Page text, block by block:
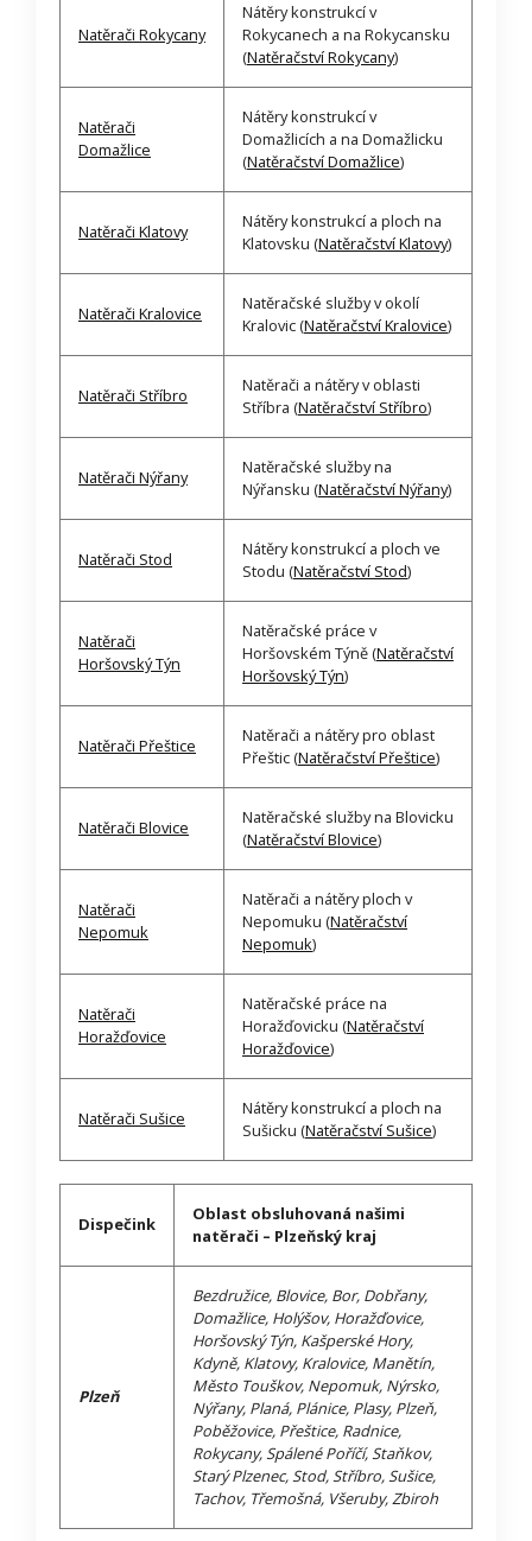
Natěrači Rokycany
Nátěry konstrukcí v
Rokycanech a na Rokycansku
(Natěračství Rokycany)
Natěrači
Domažlice
Nátěry konstrukcí v
Domažlicích a na Domažlicku
(Natěračství Domažlice)
Natěrači Klatovy
Nátěry konstrukcí a ploch na
Klatovsku (Natěračství Klatovy)
Natěrači Kralovice
Natěračské služby v okolí
Kralovic (Natěračství Kralovice)
Natěrači Stříbro
Natěrači a nátěry v oblasti
Stříbra (Natěračství Stříbro)
Natěrači Nýřany
Natěračské služby na
Nýřansku (Natěračství Nýřany)
Natěrači Stod
Nátěry konstrukcí a ploch ve
Stodu (Natěračství Stod)
Natěrači
Horšovský Týn
Natěračské práce v
Horšovském Týně (Natěračství
Horšovský Týn)
Natěrači Přeštice
Natěrači a nátěry pro oblast
Přeštic (Natěračství Přeštice)
Natěrači Blovice
Natěračské služby na Blovicku
(Natěračství Blovice)
Natěrači
Nepomuk
Natěrači a nátěry ploch v
Nepomuku (Natěračství
Nepomuk)
Natěrači
Horažďovice
Natěračské práce na
Horažďovicku (Natěračství
Horažďovice)
Natěrači Sušice
Nátěry konstrukcí a ploch na
Sušicku (Natěračství Sušice)
Dispečink
Oblast obsluhovaná našimi
natěrači – Plzeňský kraj
Plzeň
Bezdružice, Blovice, Bor, Dobřany,
Domažlice, Holýšov, Horažďovice,
Horšovský Týn, Kašperské Hory,
Kdyně, Klatovy, Kralovice, Manětín,
Město Touškov, Nepomuk, Nýrsko,
Nýřany, Planá, Plánice, Plasy, Plzeň,
Poběžovice, Přeštice, Radnice,
Rokycany, Spálené Poříčí, Staňkov,
Starý Plzenec, Stod, Stříbro, Sušice,
Tachov, Třemošná, Všeruby, Zbiroh